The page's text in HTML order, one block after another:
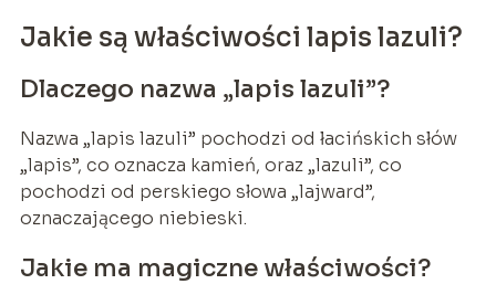
Jakie są właściwości lapis lazuli?
Dlaczego nazwa „lapis lazuli”?
Nazwa „lapis lazuli” pochodzi od łacińskich słów
„lapis”, co oznacza kamień, oraz „lazuli”, co
pochodzi od perskiego słowa „lajward”,
oznaczającego niebieski.
Jakie ma magiczne właściwości?